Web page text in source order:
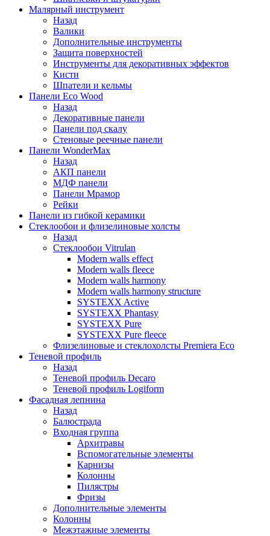
Малярный инструмент
Назад
Валики
Дополнительные инструменты
Защита поверхностей
Инструменты для декоративных эффектов
Кисти
Шпатели и кельмы
Панели Eco Wood
Назад
Декоративные панели
Панели под скалу
Стеновые реечные панели
Панели WonderMax
Назад
АКП панели
МДФ панели
Панели Мрамор
Рейки
Панели из гибкой керамики
Стеклообои и флизелиновые холсты
Назад
Стеклообои Vitrulan
Modern walls effect
Modern walls fleece
Modern walls harmony
Modern walls harmony structure
SYSTEXX Active
SYSTEXX Phantasy
SYSTEXX Pure
SYSTEXX Pure fleece
Флизелиновые и стеклохолсты Premiera Eco
Теневой профиль
Назад
Теневой профиль Decaro
Теневой профиль Logiform
Фасадная лепнина
Назад
Балюстрада
Входная группа
Архитравы
Вспомогательные элементы
Карнизы
Колонны
Пилястры
Фризы
Дополнительные элементы
Колонны
Межэтажные элементы